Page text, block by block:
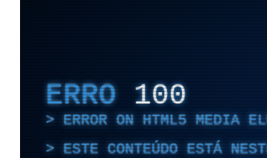
ERRO 100
ERROR ON HTML5 MEDIA
ESTE CONTEÚDO ESTÁ